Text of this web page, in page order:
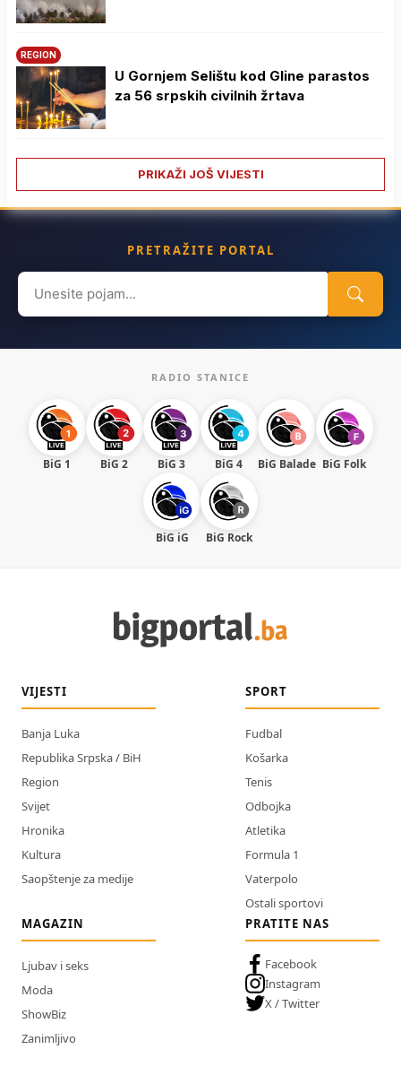
REGION
U Gornjem Selištu kod Gline parastos
za 56 srpskih civilnih žrtava
PRIKAŽI JOŠ VIJESTI
PRETRAŽITE PORTAL
Search
for:
RADIO STANICE
BiG 1 BiG 2 BiG 3 BiG 4 BiG Balade BiG Folk
BiG iG BiG Rock
VIJESTI
Banja Luka
Republika Srpska / BiH
Region
Svijet
Hronika
Kultura
Saopštenje za medije
SPORT
Fudbal
Košarka
Tenis
Odbojka
Atletika
Formula 1
Vaterpolo
Ostali sportovi
MAGAZIN
Ljubav i seks
Moda
ShowBiz
Zanimljivo
PRATITE NAS
Facebook
Instagram
X / Twitter